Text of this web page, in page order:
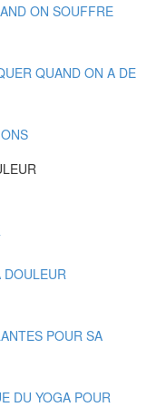
ON SOUFFRE
QUAND ON A DE
DOULEUR
POUR SA
DU YOGA POUR